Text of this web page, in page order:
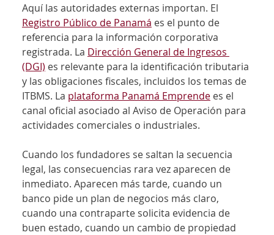
Aquí las autoridades externas importan. El
Registro Público de Panamá es el punto de
referencia para la información corporativa
registrada. La Dirección General de Ingresos
(DGI) es relevante para la identificación tributaria
y las obligaciones fiscales, incluidos los temas de
ITBMS. La plataforma Panamá Emprende es el
canal oficial asociado al Aviso de Operación para
actividades comerciales o industriales.
Cuando los fundadores se saltan la secuencia
legal, las consecuencias rara vez aparecen de
inmediato. Aparecen más tarde, cuando un
banco pide un plan de negocios más claro,
cuando una contraparte solicita evidencia de
buen estado, cuando un cambio de propiedad